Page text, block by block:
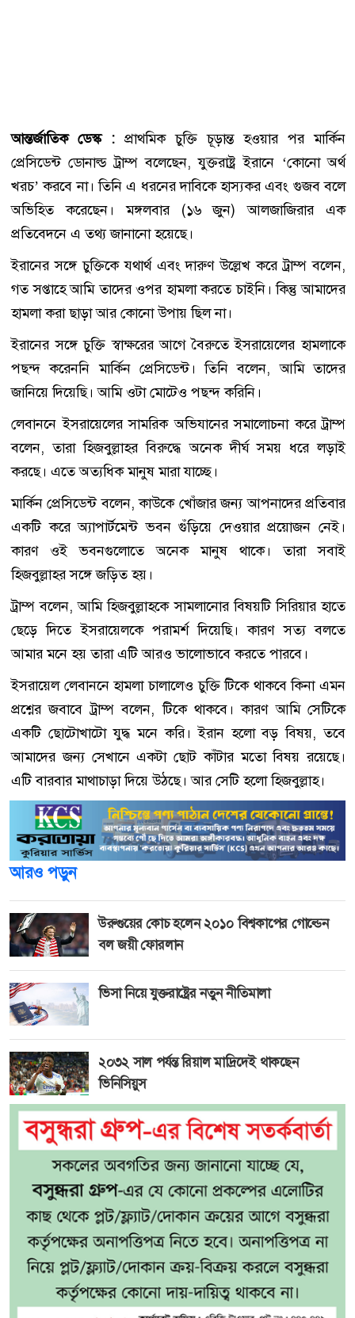
আন্তর্জাতিক ডেস্ক : প্রাথমিক চুক্তি চূড়ান্ত হওয়ার পর মার্কিন
প্রেসিডেন্ট ডোনাল্ড ট্রাম্প বলেছেন, যুক্তরাষ্ট্র ইরানে ‘কোনো অর্থ
খরচ’ করবে না। তিনি এ ধরনের দাবিকে হাস্যকর এবং গুজব বলে
অভিহিত করেছেন। মঙ্গলবার (১৬ জুন) আলজাজিরার এক
প্রতিবেদনে এ তথ্য জানানো হয়েছে।
ইরানের সঙ্গে চুক্তিকে যথার্থ এবং দারুণ উল্লেখ করে ট্রাম্প বলেন,
গত সপ্তাহে আমি তাদের ওপর হামলা করতে চাইনি। কিন্তু আমাদের
হামলা করা ছাড়া আর কোনো উপায় ছিল না।
ইরানের সঙ্গে চুক্তি স্বাক্ষরের আগে বৈরুতে ইসরায়েলের হামলাকে
পছন্দ করেননি মার্কিন প্রেসিডেন্ট। তিনি বলেন, আমি তাদের
জানিয়ে দিয়েছি। আমি ওটা মোটেও পছন্দ করিনি।
লেবাননে ইসরায়েলের সামরিক অভিযানের সমালোচনা করে ট্রাম্প
বলেন, তারা হিজবুল্লাহর বিরুদ্ধে অনেক দীর্ঘ সময় ধরে লড়াই
করছে। এতে অত্যধিক মানুষ মারা যাচ্ছে।
মার্কিন প্রেসিডেন্ট বলেন, কাউকে খোঁজার জন্য আপনাদের প্রতিবার
একটি করে অ্যাপার্টমেন্ট ভবন গুঁড়িয়ে দেওয়ার প্রয়োজন নেই।
কারণ ওই ভবনগুলোতে অনেক মানুষ থাকে। তারা সবাই
হিজবুল্লাহর সঙ্গে জড়িত হয়।
ট্রাম্প বলেন, আমি হিজবুল্লাহকে সামলানোর বিষয়টি সিরিয়ার হাতে
ছেড়ে দিতে ইসরায়েলকে পরামর্শ দিয়েছি। কারণ সত্য বলতে
আমার মনে হয় তারা এটি আরও ভালোভাবে করতে পারবে।
ইসরায়েল লেবাননে হামলা চালালেও চুক্তি টিকে থাকবে কিনা এমন
প্রশ্নের জবাবে ট্রাম্প বলেন, টিকে থাকবে। কারণ আমি সেটিকে
একটি ছোটোখাটো যুদ্ধ মনে করি। ইরান হলো বড় বিষয়, তবে
আমাদের জন্য সেখানে একটা ছোট কাঁটার মতো বিষয় রয়েছে।
এটি বারবার মাথাচাড়া দিয়ে উঠছে। আর সেটি হলো হিজবুল্লাহ।
আরও পড়ুন
উরুগুয়ের কোচ হলেন ২০১০ বিশ্বকাপের গোল্ডেন
বল জয়ী ফোরলান
ভিসা নিয়ে যুক্তরাষ্ট্রের নতুন নীতিমালা
২০৩২ সাল পর্যন্ত রিয়াল মাদ্রিদেই থাকছেন
ভিনিসিয়ুস